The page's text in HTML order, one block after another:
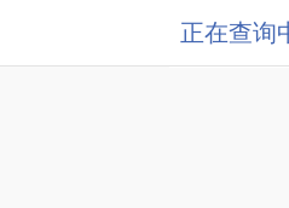
正在查询